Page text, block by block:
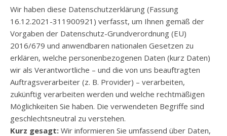
Wir haben diese Datenschutzerklärung (Fassung
16.12.2021-311900921) verfasst, um Ihnen gemäß der
Vorgaben der Datenschutz-Grundverordnung (EU)
2016/679 und anwendbaren nationalen Gesetzen zu
erklären, welche personenbezogenen Daten (kurz Daten)
wir als Verantwortliche – und die von uns beauftragten
Auftragsverarbeiter (z. B. Provider) – verarbeiten,
zukünftig verarbeiten werden und welche rechtmäßigen
Möglichkeiten Sie haben. Die verwendeten Begriffe sind
geschlechtsneutral zu verstehen.
Kurz gesagt: Wir informieren Sie umfassend über Daten,